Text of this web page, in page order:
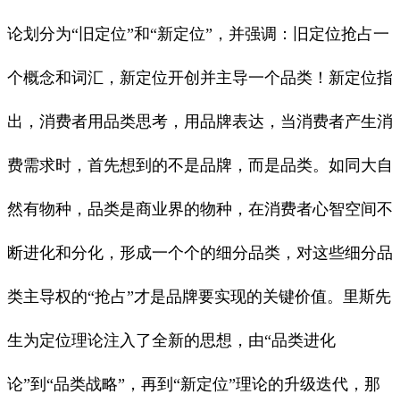
论划分为“旧定位”和“新定位”，并强调：旧定位抢占一
个概念和词汇，新定位开创并主导一个品类！新定位指
出，消费者用品类思考，用品牌表达，当消费者产生消
费需求时，首先想到的不是品牌，而是品类。如同大自
然有物种，品类是商业界的物种，在消费者心智空间不
断进化和分化，形成一个个的细分品类，对这些细分品
类主导权的“抢占”才是品牌要实现的关键价值。里斯先
生为定位理论注入了全新的思想，由“品类进化
论”到“品类战略”，再到“新定位”理论的升级迭代，那